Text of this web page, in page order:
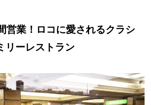
営業！ロコに愛されるクラシ
リーレストラン